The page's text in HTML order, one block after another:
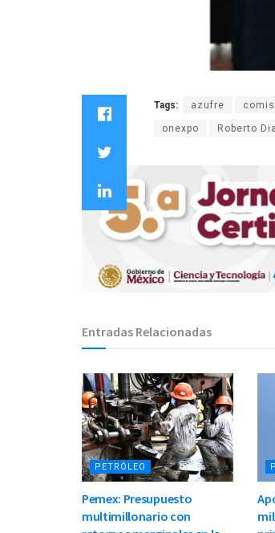
Tags: azufre
onexpo Roberto
Entradas Relacionadas
PETRÓLEO
Pemex: Presupuesto
multimillonario con